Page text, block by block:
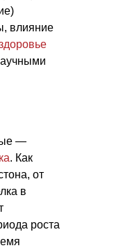
влияние
—
. Как
от
в
роста